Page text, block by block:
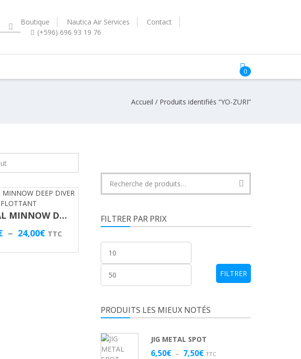
Boutique Nautica Air Services
Contact
(+596) 696 93 19 76
0
Accueil / Produits identifiés “YO-ZURI”
CRYSTAL MINNOW DEEP DIVER FLOTTANT
– 24,00€Plage
TTC
Recherche
pour :
FILTRER PAR PRIX
Prix
min
max
FILTRER
PRODUITS LES MIEUX NOTÉS
JIG METAL SPOT
6,50€ – 7,50€Plage
TTC